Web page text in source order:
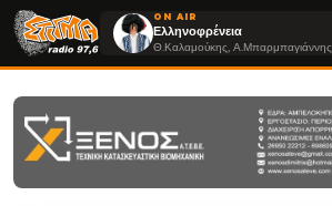
ON AIR
Ελληνοφρένεια
Θ.Καλαμούκης, Α.Μπαρμπαγιάννης